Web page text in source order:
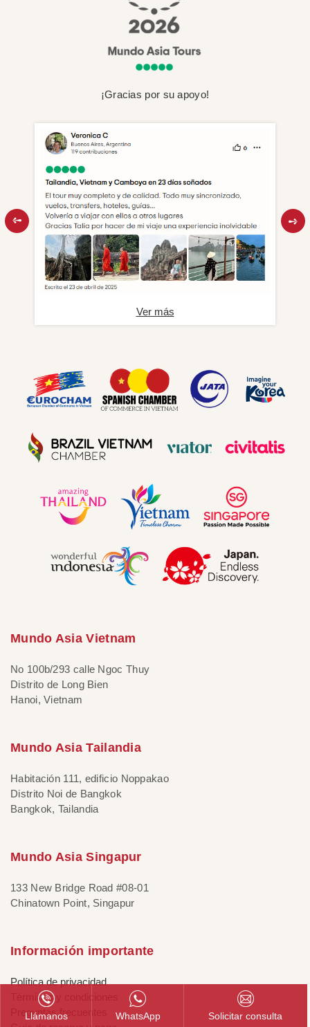
¡Gracias por su apoyo!
Ver más
Mundo Asia Vietnam
No 100b/293 calle Ngoc Thuy
Distrito de Long Bien
Hanoi, Vietnam
Mundo Asia Tailandia
Habitación 111, edificio Noppakao
Distrito Noi de Bangkok
Bangkok, Tailandia
Mundo Asia Singapur
133 New Bridge Road #08-01
Chinatown Point, Singapur
Información importante
Política de privacidad
Términos y condiciones
Preguntas frecuentes
Llámanos WhatsApp Solicitar consulta